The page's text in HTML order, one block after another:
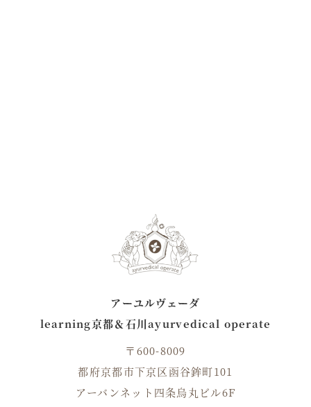
アーユルヴェーダ
learning京都＆石川ayurvedical operate
〒600-8009
都府京都市下京区函谷鉾町101
アーバンネット四条烏丸ビル6F